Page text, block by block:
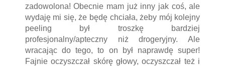
zadowolona! Obecnie mam już inny jak coś, ale
wydaję mi się, że będę chciała, żeby mój kolejny
peeling był troszkę bardziej
profesjonalny/apteczny niż drogeryjny. Ale
wracając do tego, to on był naprawdę super!
Fajnie oczyszczał skórę głowy, oczyszczał też i